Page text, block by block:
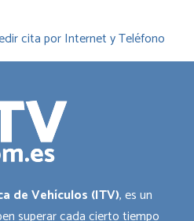
cita por Internet y Teléfono
de Vehículos (ITV), es un
superar cada cierto tiempo